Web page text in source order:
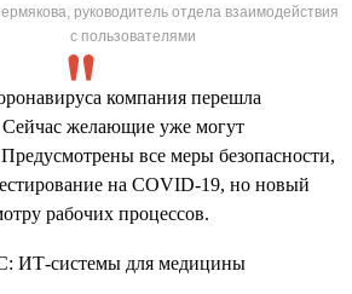
руководитель отдела взаимодействия
с пользователями
компания перешла
Сейчас желающие уже могут
все меры безопасности,
на COVID-19, но новый
рабочих процессов.